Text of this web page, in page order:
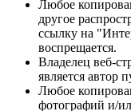
Любое
другое
ссылку на
воспрещается.
Владелец веб-
является автор
Любое
фотографий и/